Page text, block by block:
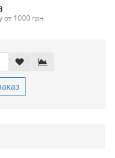
от 1000 грн